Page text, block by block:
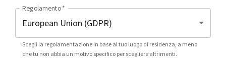
Regolamento*
Scegli la regolamentazione in base al tuo luogo di residenza, a meno
che tu non abbia un motivo specifico per scegliere altrimenti.